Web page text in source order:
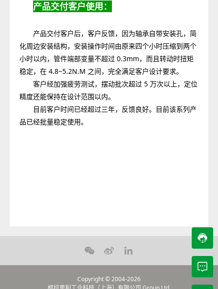
产品交付客户使用：
产品交付客户后，客户反馈，因为轴承自带安装孔，简
化周边安装结构，安装操作时间由原来四个小时压缩到两个
小时以内，管件端部变量不超过 0.3mm，而且转动时扭矩
稳定，在 4.8~5.2N.M 之间，完全满足客户设计要求。
客户经加强疲劳测试，摆动批次超过 5 万次以上，定位
精度还能保持在设计范围以内。
目前客户时间已经超过三年，反馈良好。目前该系列产
品已经批量稳定使用。
Copyright © 2004-2026